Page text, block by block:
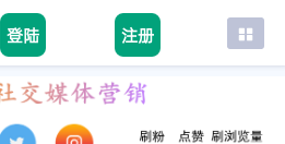
登陆 注册
首页